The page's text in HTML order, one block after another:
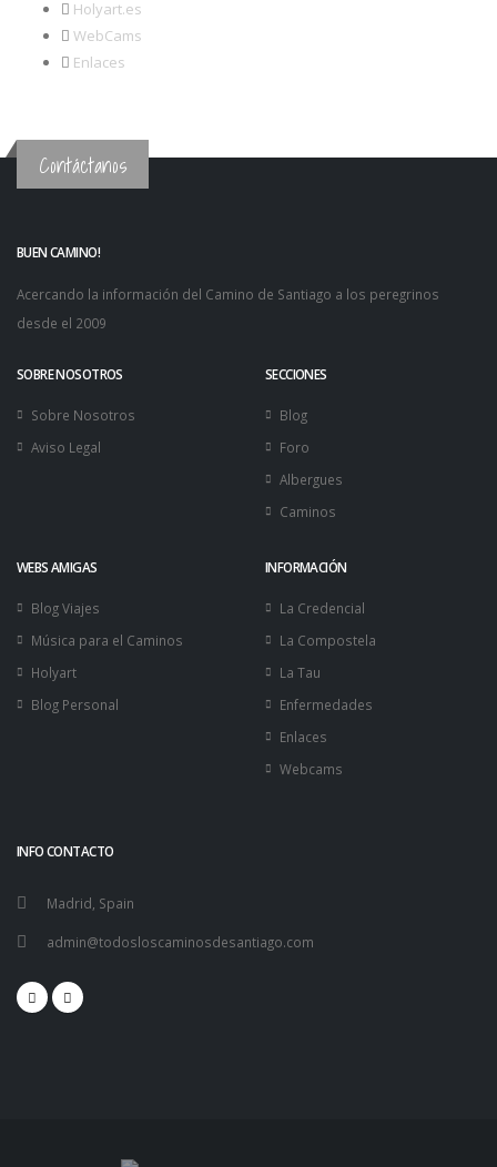
Holyart.es
WebCams
Enlaces
Contáctanos
BUEN CAMINO!
Acercando la información del Camino de Santiago a los peregrinos
desde el 2009
SOBRE NOSOTROS
Sobre Nosotros
Aviso Legal
SECCIONES
Blog
Foro
Albergues
Caminos
WEBS AMIGAS
Blog Viajes
Música para el Caminos
Holyart
Blog Personal
INFORMACIÓN
La Credencial
La Compostela
La Tau
Enfermedades
Enlaces
Webcams
INFO CONTACTO
Madrid, Spain
admin@todosloscaminosdesantiago.com